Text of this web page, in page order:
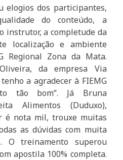
elogios dos participantes,
do conteúdo, a
instrutor, a completude da
localização e ambiente
Regional Zona da Mata.
da empresa Via
a agradecer à FIEMG
tão bom”. Já Bruna
Alimentos (Duduxo),
é nota mil, trouxe muitas
as dúvidas com muita
O treinamento superou
apostila 100% completa.